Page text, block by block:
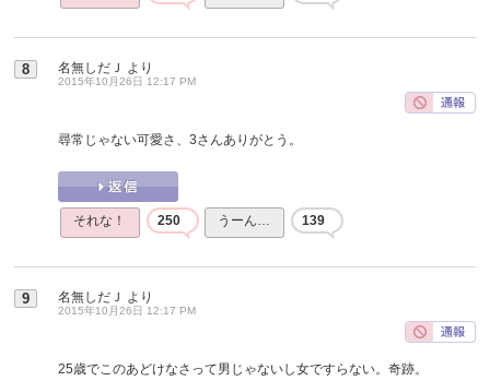
8 名無しだＪ より
2015年10月26日 12:17 PM
尋常じゃない可愛さ、3さんありがとう。
それな！ 250 うーん… 139
9 名無しだＪ より
2015年10月26日 12:17 PM
25歳でこのあどけなさって男じゃないし女ですらない。奇跡。